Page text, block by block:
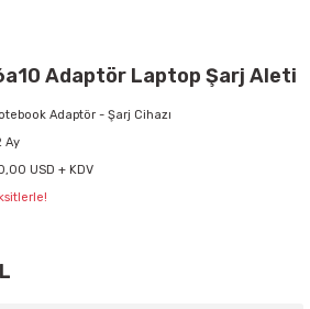
Adaptör Laptop Şarj Aleti
Adaptör - Şarj Cihazı
Ay
USD + KDV